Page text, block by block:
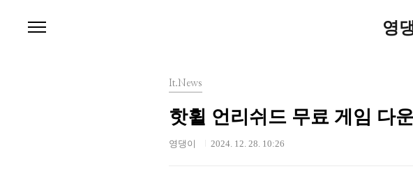
영
It.News
핫휠 언리쉬드 무료 게임 다
영댕이 2024. 12. 28. 10:26